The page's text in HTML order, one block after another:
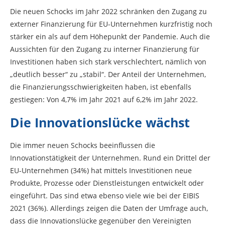
Die neuen Schocks im Jahr 2022 schränken den Zugang zu
externer Finanzierung für EU-Unternehmen kurzfristig noch
stärker ein als auf dem Höhepunkt der Pandemie. Auch die
Aussichten für den Zugang zu interner Finanzierung für
Investitionen haben sich stark verschlechtert, nämlich von
„deutlich besser“ zu „stabil“. Der Anteil der Unternehmen,
die Finanzierungsschwierigkeiten haben, ist ebenfalls
gestiegen: Von 4,7% im Jahr 2021 auf 6,2% im Jahr 2022.
Die Innovationslücke wächst
Die immer neuen Schocks beeinflussen die
Innovationstätigkeit der Unternehmen. Rund ein Drittel der
EU-Unternehmen (34%) hat mittels Investitionen neue
Produkte, Prozesse oder Dienstleistungen entwickelt oder
eingeführt. Das sind etwa ebenso viele wie bei der EIBIS
2021 (36%). Allerdings zeigen die Daten der Umfrage auch,
dass die Innovationslücke gegenüber den Vereinigten